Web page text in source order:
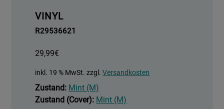
VINYL
R29536621
29,99€
inkl. 19 % MwSt. zzgl.Versandkosten
Zustand: Mint (M)
Zustand (Cover): Mint (M)